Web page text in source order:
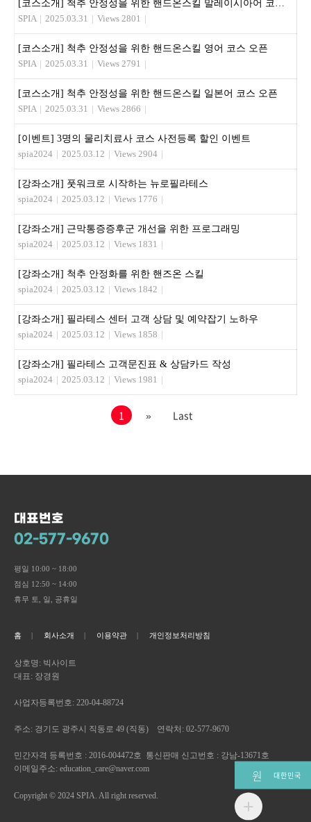
[코스소개] 척추 안정성을 위한 핸드온스킬 말레이시아어 코스 오픈
SPIA | 2025.03.31 | Views 2801 |
[코스소개] 척추 안정성을 위한 핸드온스킬 영어 코스 오픈
SPIA | 2025.03.31 | Views 2791 |
[코스소개] 척추 안정성을 위한 핸드온스킬 일본어 코스 오픈
SPIA | 2025.03.31 | Views 2866 |
[이벤트] 3명의 물리치료사 코스 사전등록 할인 이벤트
spia2024 | 2025.03.12 | Views 2904 |
[강좌소개] 풋워크로 시작하는 뉴로필라테스
spia2024 | 2025.03.12 | Views 1776 |
[강좌소개] 근막통증증후군 개선을 위한 프로그래밍
spia2024 | 2025.03.12 | Views 1831 |
[강좌소개] 척추 안정화를 위한 핸즈온 스킬
spia2024 | 2025.03.12 | Views 1842 |
[강좌소개] 필라테스 센터 고객 상담 및 예약잡기 노하우
spia2024 | 2025.03.12 | Views 1858 |
[강좌소개] 필라테스 고객문진표 & 상담카드 작성
spia2024 | 2025.03.12 | Views 1981 |
1 » Last
대표번호
02-577-9670
평일 10:00 ~ 18:00
점심 12:50 ~ 14:00
휴무 토, 일, 공휴일
홈 회사소개 이용약관 개인정보처리방침
상호명: 빅사이트
대표: 장경원
사업자등록번호: 220-04-88724
주소: 경기도 광주시 직동로 49 (직동) 연락처: 02-577-9670
민간자격 등록번호 : 2016-004472호 통신판매 신고번호 : 강남-13671호
이메일주소: education_care@naver.com
Copyright © 2024 SPIA. All right reserved.
원 대한민국